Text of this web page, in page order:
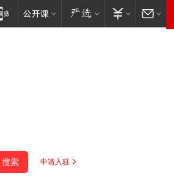
申请入驻